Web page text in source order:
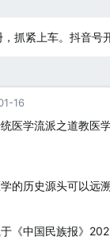
抓紧上车。抖音号
16
医学流派之道教医
的历史源头可以远
《中国民族报》